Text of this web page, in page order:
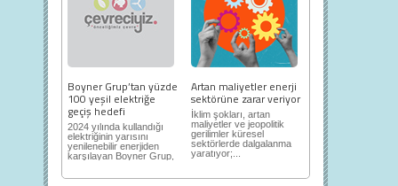
Boyner Grup’tan yüzde
100 yeşil elektriğe
geçiş hedefi
2024 yılında kullandığı
elektriğinin yarısını
yenilenebilir enerjiden
karşılayan Boyner Grup,
Artan maliyetler enerji
sektörüne zarar veriyor
İklim şokları, artan
maliyetler ve jeopolitik
gerilimler küresel
sektörlerde dalgalanma
yaratıyor;...